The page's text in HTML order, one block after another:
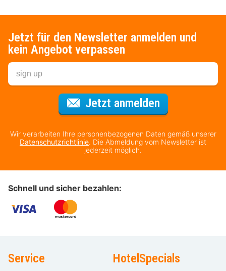
Jetzt für den Newsletter anmelden und
kein Angebot verpassen
Jetzt anmeldenFür den
Wir verarbeiten Ihre personenbezogenen Daten gemäß unserer
Datenschutzrichtlinie. Die Abmeldung vom Newsletter ist
jederzeit möglich.
Schnell und sicher bezahlen:
Service HotelSpecials